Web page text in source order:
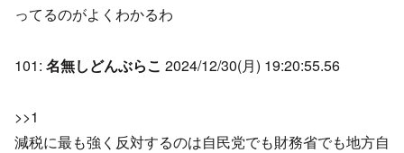
ってるのがよくわかるわ
101: 名無しどんぶらこ 2024/12/30(月) 19:20:55.56
>>1
減税に最も強く反対するのは自民党でも財務省でも地方自